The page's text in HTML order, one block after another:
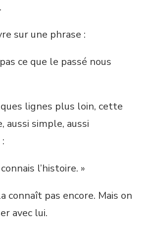
sur une phrase :
ce que le passé nous
lignes plus loin, cette
aussi simple, aussi
l’histoire. »
connaît pas encore. Mais on
avec lui.